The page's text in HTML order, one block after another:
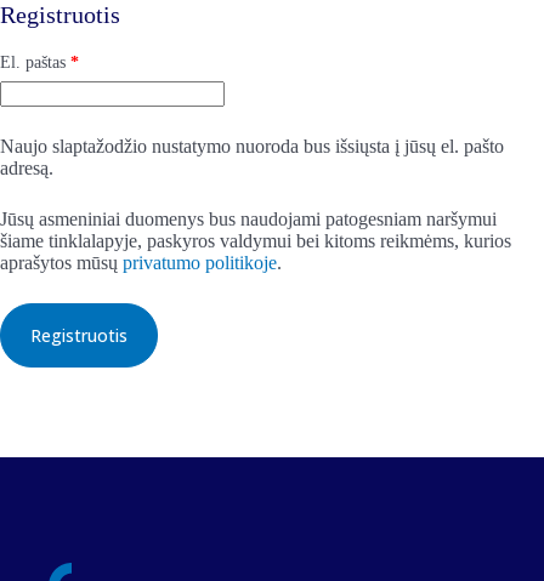
Registruotis
El. paštas *Privalomas
Naujo slaptažodžio nustatymo nuoroda bus išsiųsta į jūsų el. pašto
adresą.
Jūsų asmeniniai duomenys bus naudojami patogesniam naršymui
šiame tinklalapyje, paskyros valdymui bei kitoms reikmėms, kurios
aprašytos mūsų privatumo politikoje.
Registruotis